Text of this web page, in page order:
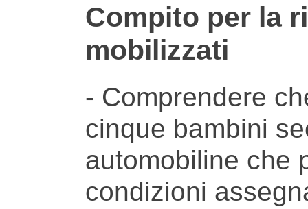
Compito per la
mobilizzati
- Comprendere
cinque bambini
automobiline che
condizioni